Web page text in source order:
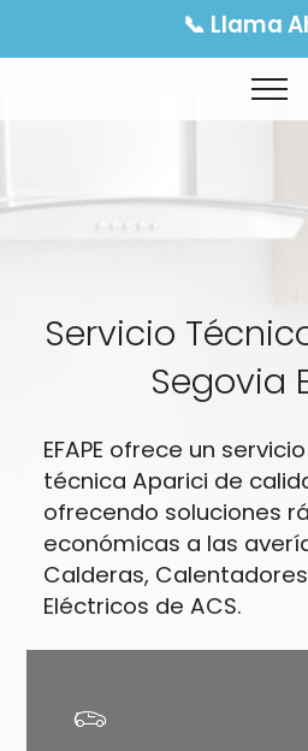
📞 Llama
Servicio
Segovia
EFAPE ofrece un
técnica Aparici de
ofrecendo soluciones
económicas a las
Calderas,
Eléctricos de ACS.